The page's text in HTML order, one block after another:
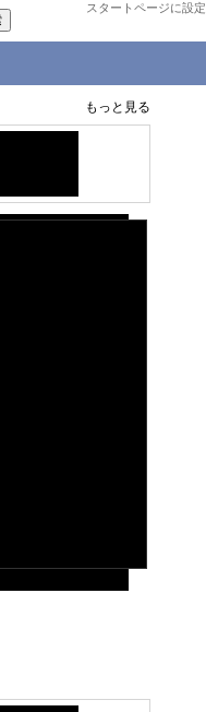
スタートページに設定
もっと見る